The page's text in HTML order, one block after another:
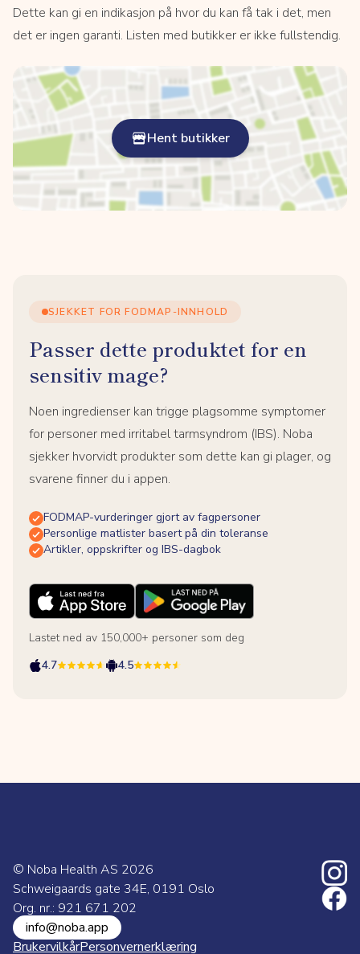
Dette kan gi en indikasjon på hvor du kan få tak i det, men
det er ingen garanti. Listen med butikker er ikke fullstendig.
Hent butikker
SJEKKET FOR FODMAP-INNHOLD
Passer dette produktet for en
sensitiv mage?
Noen ingredienser kan trigge plagsomme symptomer
for personer med irritabel tarmsyndrom (IBS). Noba
sjekker hvorvidt produkter som dette kan gi plager, og
svarene finner du i appen.
FODMAP-vurderinger gjort av fagpersoner
Personlige matlister basert på din toleranse
Artikler, oppskrifter og IBS-dagbok
Lastet ned av 150,000+ personer som deg
4.7
4.5
© Noba Health AS 2026
Schweigaards gate 34E, 0191 Oslo
Org. nr.: 921 671 202
info@noba.app
BrukervilkårPersonvernerklæring